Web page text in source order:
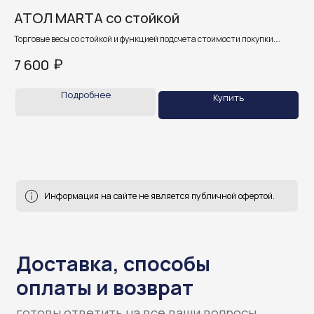
АТОЛ MARTA со стойкой
Торговые весы со стойкой и функцией подсчета стоимости покупки.
на платформе, стоимость взвешиваемого товара, общую сумму чека или
7 600 ₽
Подробнее Купить
Доставка, способы
оплаты и возврат
готовы ответить на все ваши вопросы